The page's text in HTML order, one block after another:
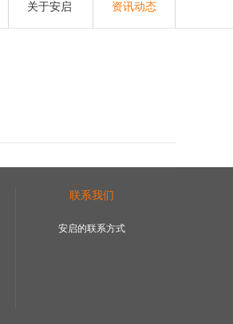
关于安启 资讯动态
联系我们
安启的联系方式